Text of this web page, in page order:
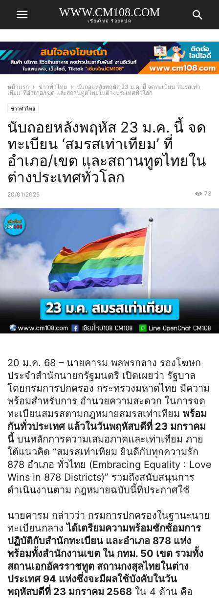
WWW.CM108.COM
เชียงใหม่ ร้อยแปด
หน้าแรก ข่าวทั่วไทย
นับถอยหลังพฤหัส 23 ม.ค. นี้ จดทะเบียน ‘สมรสเท่า
เทียม’ ที่อำเภอ/เขต และสถานทูตไทยในต่างประเทศทั่วโลก
ข่าวทั่วไทย
นับถอยหลังพฤหัส 23 ม.ค. นี้ จด
ทะเบียน ‘สมรสเท่าเทียม’ ที่
อำเภอ/เขต และสถานทูตไทยใน
ต่างประเทศทั่วโลก
20/01/2025 73
20 ม.ค. 68 – นายคารม พลพรกลาง รองโฆษก
ประจำสำนักนายกรัฐมนตรี เปิดเผยว่า รัฐบาล
โดยกรมการปกครอง กระทรวงมหาดไทย มีความ
พร้อมสำหรับการ อำนวยความสะดวก ในการจด
ทะเบียนสมรสตามกฎหมายสมรสเท่าเทียม พร้อม
กันทั่วประเทศ แล้วในวันพฤหัสบดีที่ 23 มกราคม
นี้ บนหลักการความเสมอภาคและเท่าเทียม ภาย
ใต้แนวคิด “สมรสเท่าเทียม ยินดีกับทุกความรัก
878 อำเภอ ทั่วไทย (Embracing Equality : Love
Wins in 878 Districts)” รวมถึงสนับสนุนการ
ดำเนินงานตาม กฎหมายฉบับนี้ที่ประกาศใช้
นายคารม กล่าวว่า กรมการปกครองในฐานะนาย
ทะเบียนกลางได้เตรียมความพร้อมซักซ้อมการ
ปฏิบัติกับสำนักทะเบียน และอำเภอ 878 แห่ง
พร้อมทั้งสำนักงานเขต ใน กทม. 50 เขต รวมทั้ง
สถานเอกอัครราชทูต สถานกงสุลไทยในต่าง
ประเทศ 94 แห่งซึ่งจะมีผลใช้บังคับในวัน
พฤหัสบดีที่ 23 มกราคม 2568 ใน 4 ด้าน คือ